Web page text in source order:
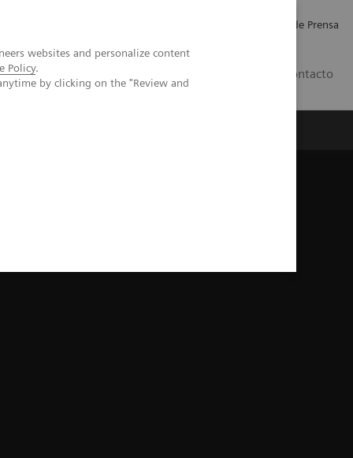
websites and personalize content
Policy.
by clicking on the "Review and
Comunicados de Prensa
Contacto